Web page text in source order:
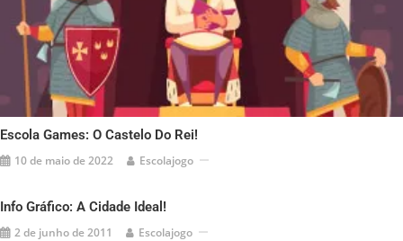
Escola Games: O Castelo Do Rei!
10 de maio de 2022 Escolajogo
Info Gráfico: A Cidade Ideal!
2 de junho de 2011 Escolajogo